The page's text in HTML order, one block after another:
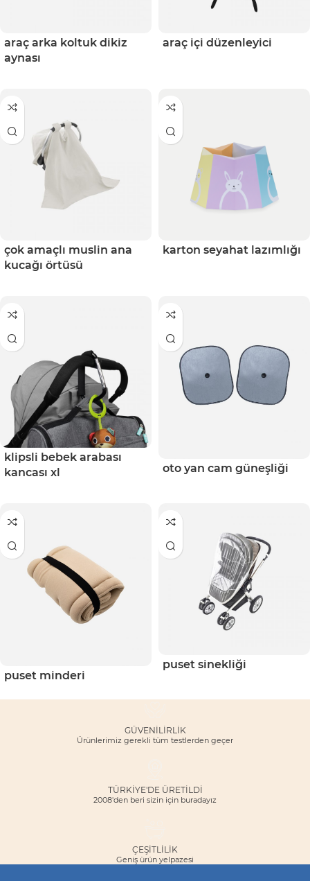
araç arka koltuk dikiz
aynası
araç içi düzenleyici
çok amaçlı muslin ana
kucağı örtüsü
karton seyahat lazımlığı
klipsli bebek arabası
kancası xl
oto yan cam güneşliği
puset minderi
puset sinekliği
GÜVENILIRLIK
Ürünlerimiz gerekli tüm testlerden geçer
TÜRKİYE'DE ÜRETİLDİ
2008'den beri sizin için buradayız
ÇEŞITLILIK
Geniş ürün yelpazesi